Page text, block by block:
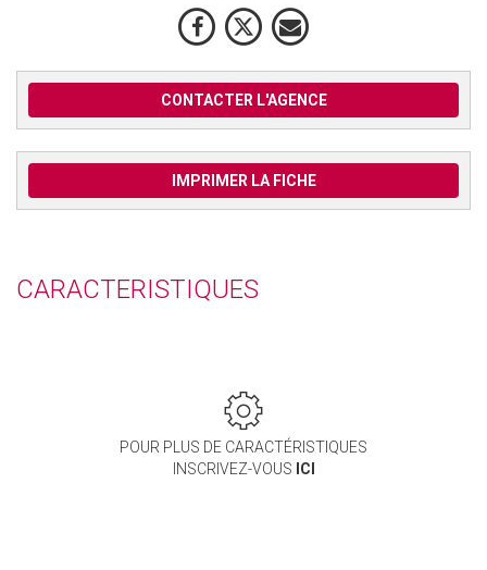
CONTACTER L'AGENCE
IMPRIMER LA FICHE
CARACTERISTIQUES
POUR PLUS DE CARACTÉRISTIQUES
INSCRIVEZ-VOUS ICI